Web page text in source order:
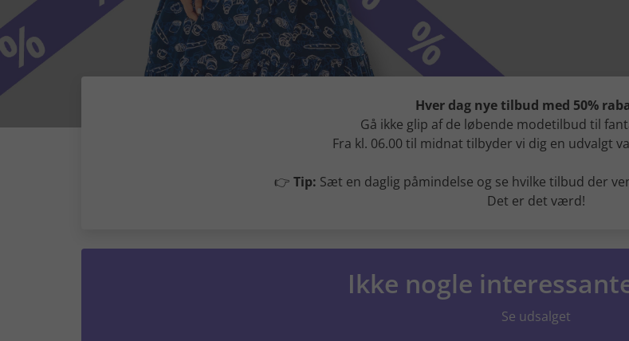
Hver dag nye tilbud med 50%
Gå ikke glip af de løbende modetilbud til
Fra kl. 06.00 til midnat tilbyder vi dig en udvalgt
👉 Tip: Sæt en daglig påmindelse og se hvilke tilbud der
Det er det værd!
Ikke nogle
Se udsalget